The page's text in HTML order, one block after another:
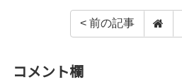
< 前の記事
コメント欄